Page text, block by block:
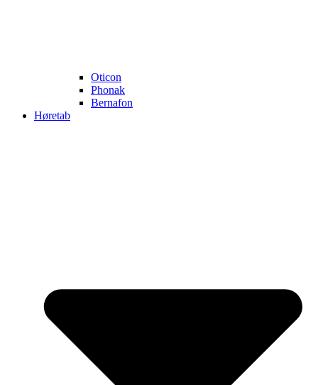
Oticon
Phonak
Bernafon
Høretab